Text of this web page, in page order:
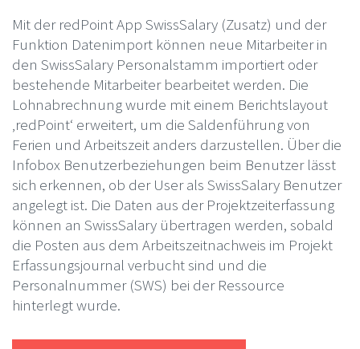
Mit der redPoint App SwissSalary (Zusatz) und der
Funktion Datenimport können neue Mitarbeiter in
den SwissSalary Personalstamm importiert oder
bestehende Mitarbeiter bearbeitet werden. Die
Lohnabrechnung wurde mit einem Berichtslayout
‚redPoint‘ erweitert, um die Saldenführung von
Ferien und Arbeitszeit anders darzustellen. Über die
Infobox Benutzerbeziehungen beim Benutzer lässt
sich erkennen, ob der User als SwissSalary Benutzer
angelegt ist. Die Daten aus der Projektzeiterfassung
können an SwissSalary übertragen werden, sobald
die Posten aus dem Arbeitszeitnachweis im Projekt
Erfassungsjournal verbucht sind und die
Personalnummer (SWS) bei der Ressource
hinterlegt wurde.